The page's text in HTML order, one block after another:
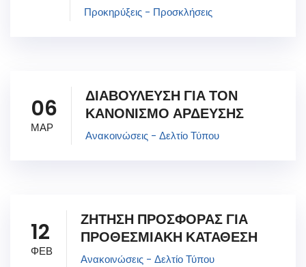
Προκηρύξεις - Προσκλήσεις
06
ΜΑΡ
ΔΙΑΒΟΥΛΕΥΣΗ ΓΙΑ ΤΟΝ
ΚΑΝΟΝΙΣΜΟ ΑΡΔΕΥΣΗΣ
Ανακοινώσεις - Δελτίο Τύπου
12
ΦΕΒ
ΖΗΤΗΣΗ ΠΡΟΣΦΟΡΑΣ ΓΙΑ
ΠΡΟΘΕΣΜΙΑΚΗ ΚΑΤΑΘΕΣΗ
Ανακοινώσεις - Δελτίο Τύπου